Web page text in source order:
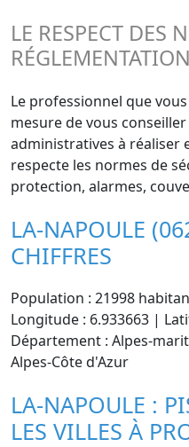
LE RESPECT DES
Le professionnel que
mesure de vous
administratives à réaliser
respecte les normes de
protection, alarmes,
LA-NAPOULE
CHIFFRES
Population : 21998
Longitude : 6.933663 |
Département : Alpes-
Alpes-Côte d'Azur
LA-NAPOULE :
LES VILLES À